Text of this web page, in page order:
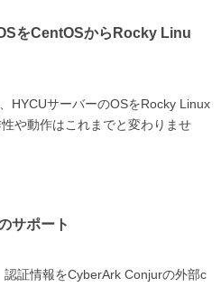
をCentOSからRocky Linu
HYCUサーバーのOSをRocky Linux
や動作はこれまでと変わりませ
サポート
証情報をCyberArk Conjurの外部c